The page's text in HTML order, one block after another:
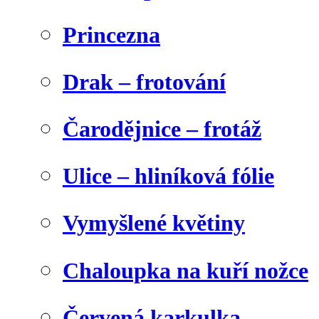
Princezna
Drak – frotování
Čarodějnice – frotáž
Ulice – hliníková fólie
Vymyšlené květiny
Chaloupka na kuří nožce